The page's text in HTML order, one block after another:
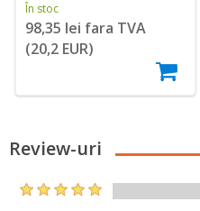
În stoc
98,35 lei fara TVA
(20,2 EUR)
Review-uri